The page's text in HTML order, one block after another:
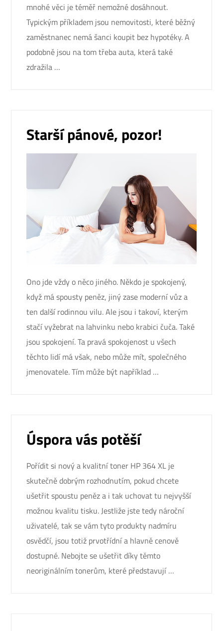
mnohé věci je téměř nemožné dosáhnout.
Typickým příkladem jsou nemovitosti, které běžný
zaměstnanec nemá šanci koupit bez hypotéky. A
podobně jsou na tom třeba auta, která také
zdražila …
Starší pánové, pozor!
Ono jde vždy o něco jiného. Někdo je spokojený,
když má spousty peněz, jiný zase moderní vůz a
ten další rodinnou vilu. Ale jsou i takoví, kterým
stačí vyžebrat na lahvinku nebo krabici čuča. Také
jsou spokojení. Ta pravá spokojenost u všech
těchto lidí má však, nebo může mít, společného
jmenovatele. Tím může být například …
Úspora vás potěší
Pořídit si nový a kvalitní toner HP 364 XL je
skutečně dobrým rozhodnutím, pokud chcete
ušetřit spoustu peněz a i tak uchovat tu nejvyšší
možnou kvalitu tisku. Jestliže jste tedy nároční
uživatelé, tak se vám tyto produkty nadmíru
osvědčí, jsou totiž prvotřídní a hlavně cenově
dostupné. Nebojte se ušetřit díky těmto
neoriginálním tonerům, které představují …